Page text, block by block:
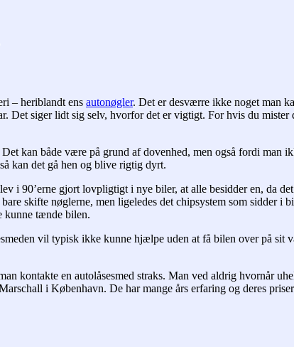
– heriblandt ens autonøgler. Det er desværre ikke noget man
Det siger lidt sig selv, hvorfor det er vigtigt. For hvis du
kan både være på grund af dovenhed, men også fordi man
kan det gå hen og blive rigtig dyrt.
i 90’erne gjort lovpligtigt i nye biler, at alle besidder en, da
skifte nøglerne, men ligeledes det chipsystem som sidder i
kunne tænde bilen.
vil typisk ikke kunne hjælpe uden at få bilen over på sit
kontakte en autolåsesmed straks. Man ved aldrig hvornår
i København. De har mange års erfaring og deres